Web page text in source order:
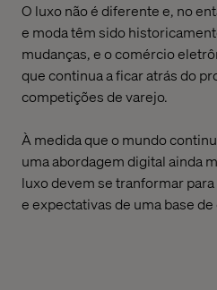
O luxo não é diferente e, no
e moda têm sido
mudanças, e o comércio
que continua a ficar atrás do
competições de varejo.
À medida que o mundo
uma abordagem digital ainda
luxo devemse tranformar
e expectativas de uma base